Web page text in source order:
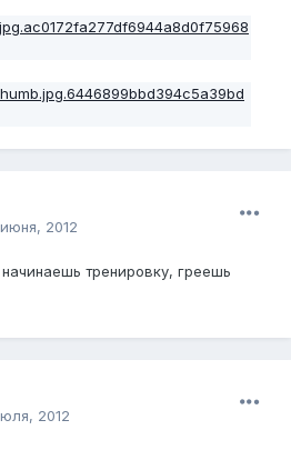
2012
тренировку, греешь
2012